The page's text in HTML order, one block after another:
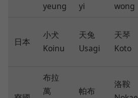
yeung
yi
wong
日本
小犬
Koinu
天兔
Usagi
天琴
Koto
布拉
萬
帕布
洛鞍